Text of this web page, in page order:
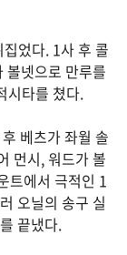
었다. 1사 후 콜
볼넷으로 만루를
시타를 쳤다.
베츠가 좌월 솔
먼시, 워드가 볼
트에서 극적인 1
오닐의 송구 실
끝냈다.